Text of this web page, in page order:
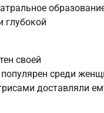
глубокой
своей
среди
доставляли